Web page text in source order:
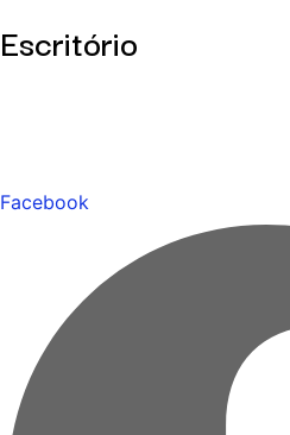
Escritório
Facebook